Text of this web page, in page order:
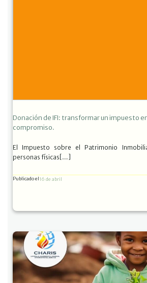
Donación de IFI: transformar un impuesto
compromiso.
El Impuesto sobre el Patrimonio
personas físicas[…]
Publicado el16 de abril